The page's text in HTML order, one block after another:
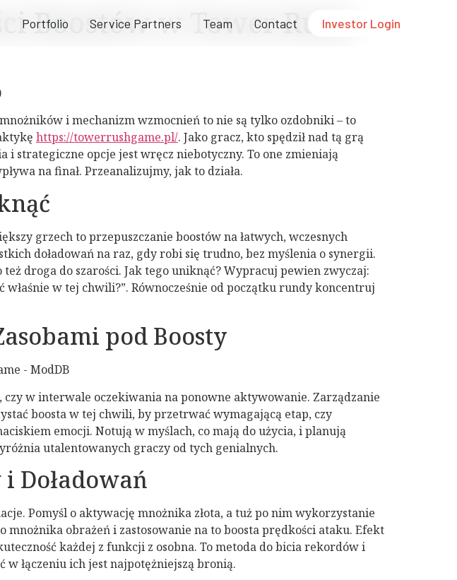
Portfolio Service Partners Team Contact Investor Login
Boostów w Tower Rush
i mechanizm wzmocnień to nie są tylko ozdobniki – to
https://towerrushgame.pl/. Jako gracz, kto spędził nad tą grą
i strategiczne opcje jest wręcz niebotyczny. To one zmieniają
na finał. Przeanalizujmy, jak to działa.
grzech to przepuszczanie boostów na łatwych, wczesnych
doładowań na raz, gdy robi się trudno, bez myślenia o synergii.
droga do szarości. Jak tego uniknąć? Wypracuj pewien zwyczaj:
w tej chwili?”. Równocześnie od początku rundy koncentruj
pod Boosty
czy w interwale oczekiwania na ponowne aktywowanie. Zarządzanie
boosta w tej chwili, by przetrwać wymagającą etap, czy
emocji. Notują w myślach, co mają do użycia, i planują
utalentowanych graczy od tych genialnych.
Doładowań
Pomyśl o aktywację mnożnika złota, a tuż po nim wykorzystanie
mnożnika obrażeń i zastosowanie na to boosta prędkości ataku. Efekt
każdej z funkcji z osobna. To metoda do bicia rekordów i
łączeniu ich jest najpotężniejszą bronią.